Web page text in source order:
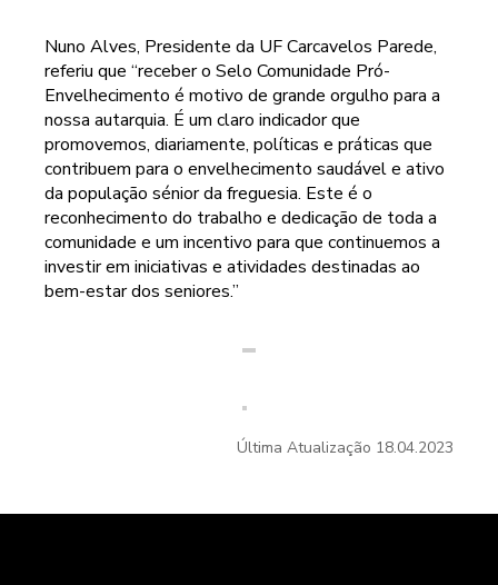
Nuno Alves, Presidente da UF Carcavelos Parede,
referiu que “receber o Selo Comunidade Pró-
Envelhecimento é motivo de grande orgulho para a
nossa autarquia. É um claro indicador que
promovemos, diariamente, políticas e práticas que
contribuem para o envelhecimento saudável e ativo
da população sénior da freguesia. Este é o
reconhecimento do trabalho e dedicação de toda a
comunidade e um incentivo para que continuemos a
investir em iniciativas e atividades destinadas ao
bem-estar dos seniores.”
Última Atualização 18.04.2023